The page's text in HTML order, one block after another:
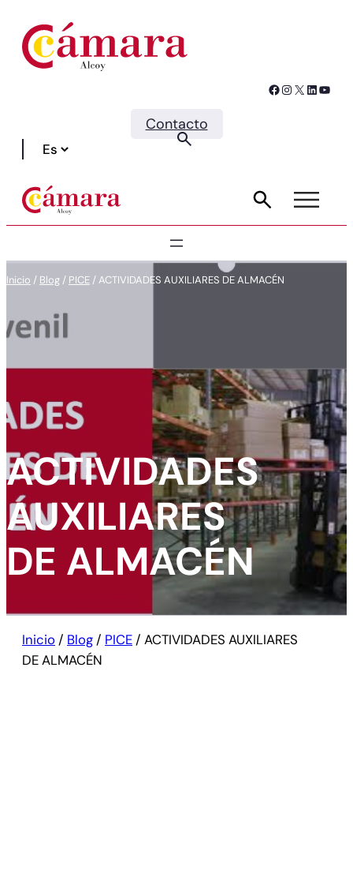
Facebook Instagram X LinkedIn YouTube
Contacto
Inicio / Blog / PICE /ACTIVIDADES AUXILIARES DE ALMACÉN
ACTIVIDADES
AUXILIARES
DE ALMACÉN
Inicio / Blog / PICE / ACTIVIDADES AUXILIARES
DE ALMACÉN